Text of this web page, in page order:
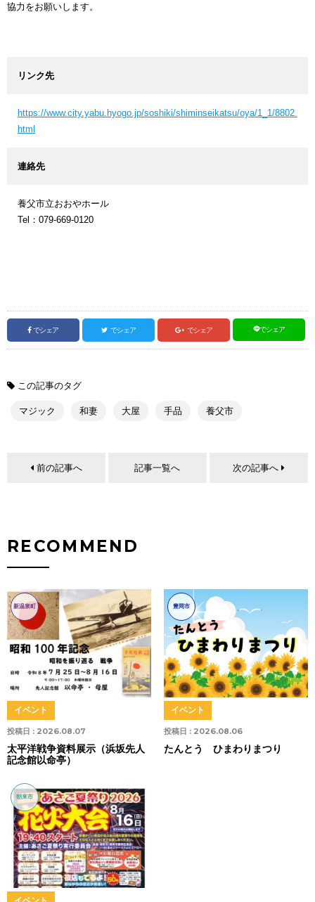
協力をお願いします。
リンク先
https://www.city.yabu.hyogo.jp/soshiki/shiminseikatsu/oya/1_1/8802.
html
連絡先
養父市立おおやホール
Tel：079-669-0120
でシェア でシェア でシェア でシェア
この記事のタグ
マジック 和妻 大屋 手品 養父市
前の記事へ 記事一覧へ 次の記事へ
RECOMMEND
新温泉町
投稿日 : 2026.08.07
イベント
太平洋戦争資料展示（浜坂先人
記念館以命亭）
豊岡市
投稿日 : 2026.08.06
イベント
たんとう ひまわりまつり
朝来市